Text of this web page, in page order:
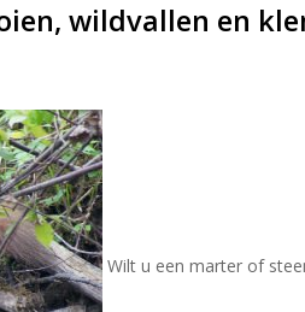
wildvallen en
Wilt u een marter of